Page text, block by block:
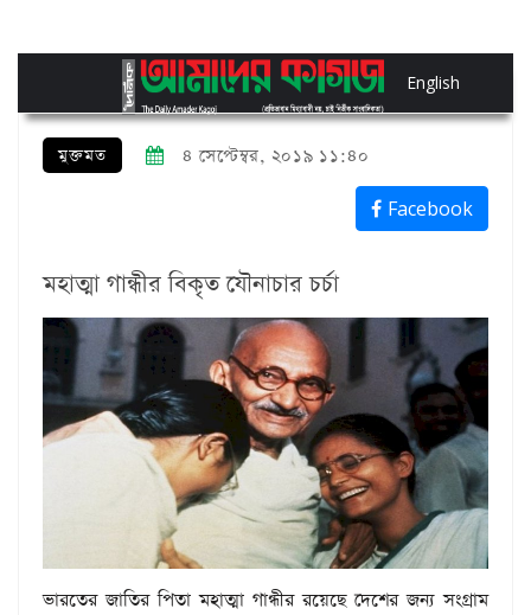
English
মুক্তমত ৪ সেপ্টেম্বর, ২০১৯ ১১:৪০
Facebook
মহাত্মা গান্ধীর বিকৃত যৌনাচার চর্চা
ভারতের জাতির পিতা মহাত্মা গান্ধীর রয়েছে দেশের জন্য সংগ্রাম